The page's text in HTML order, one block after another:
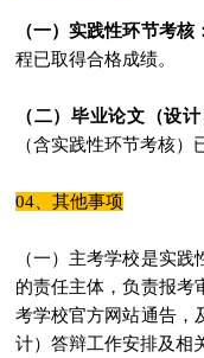
（一）实践性环节考核：
程已取得合格成绩。
（二）毕业论文（设
（含实践性环节考核）
04、其他事项
（一）主考学校是实
的责任主体，负责报考
考学校官方网站通告，
计）答辩工作安排及相